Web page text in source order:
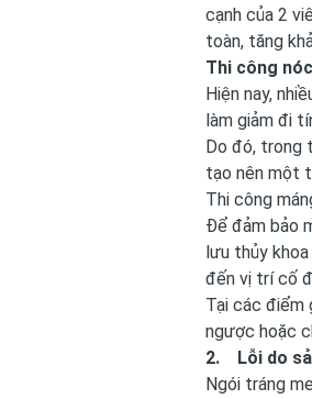
cạnh của 2
toàn, tăng
Thi công
Hiện nay,
làm giảm đi
Do đó, trong
tạo nên một
Thi công
Để đảm bảo
lưu thủy
đến vị trí cố
Tại các điểm
ngược hoặc
2. Lỗi do
Ngói tráng